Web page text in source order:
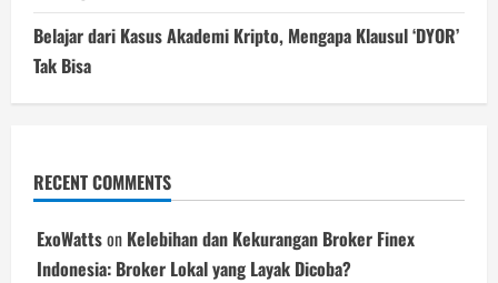
Belajar dari Kasus Akademi Kripto, Mengapa Klausul ‘DYOR’
Tak Bisa
RECENT COMMENTS
ExoWattson Kelebihan dan Kekurangan Broker Finex
Indonesia: Broker Lokal yang Layak Dicoba?